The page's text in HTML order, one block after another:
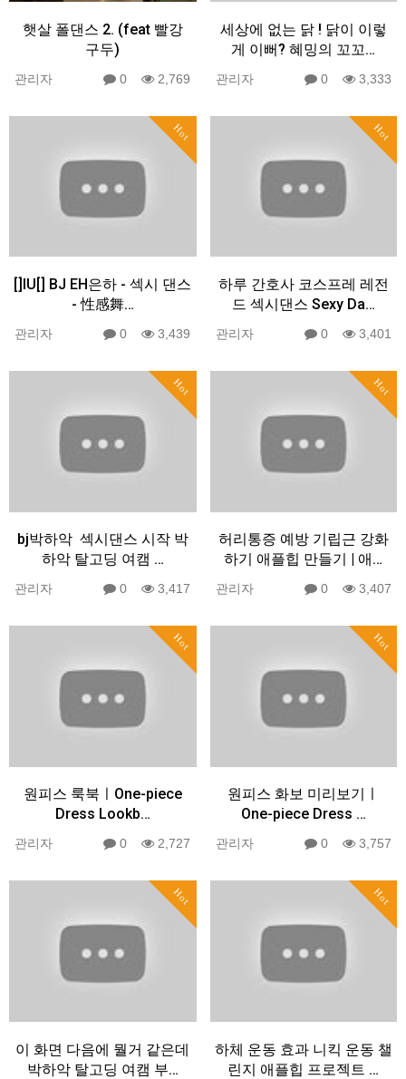
햇살 폴댄스 2. (feat 빨강
구두)
관리자 0 2,769
세상에 없는 닭 ! 닭이 이렇
게 이뻐? 혜밍의 꼬꼬…
관리자 0 3,333
Hot
[]IU[] BJ EH은하 - 섹시 댄스
- 性感舞…
관리자 0 3,439
Hot
하루 간호사 코스프레 레전
드 섹시댄스 Sexy Da…
관리자 0 3,401
Hot
bj박하악 ️ 섹시댄스 시작️ 박
하악 탈고딩 여캠 …
관리자 0 3,417
Hot
허리통증 예방 기립근 강화
하기 애플힙 만들기 | 애…
관리자 0 3,407
Hot
원피스 룩북ㅣOne-piece
Dress Lookb…
관리자 0 2,727
Hot
원피스 화보 미리보기ㅣ
One-piece Dress …
관리자 0 3,757
Hot
이 화면 다음에 뭘거 같은데
박하악 탈고딩 여캠 부…
Hot
하체 운동 효과 니킥 운동 챌
린지 애플힙 프로젝트 …